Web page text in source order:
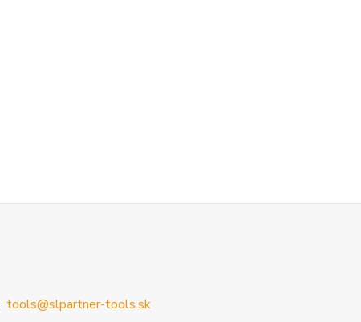
tools@slpartner-tools.sk